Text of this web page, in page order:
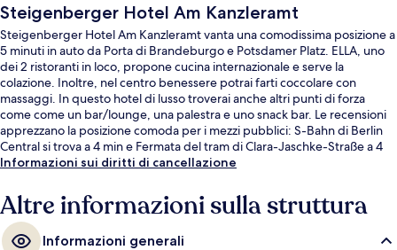
Steigenberger Hotel Am Kanzleramt
Steigenberger Hotel Am Kanzleramt vanta una comodissima posizione a
5 minuti in auto da Porta di Brandeburgo e Potsdamer Platz. ELLA, uno
dei 2 ristoranti in loco, propone cucina internazionale e serve la
colazione. Inoltre, nel centro benessere potrai farti coccolare con
massaggi. In questo hotel di lusso troverai anche altri punti di forza
come come un bar/lounge, una palestra e uno snack bar. Le recensioni
apprezzano la posizione comoda per i mezzi pubblici: S-Bahn di Berlin
Central si trova a 4 min e Fermata del tram di Clara-Jaschke-Straße a 4
min.
Informazioni sui diritti di cancellazione
Altre informazioni sulla struttura
Informazioni generali